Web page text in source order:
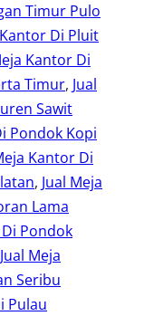
Timur Pulo
Di Pluit
Kantor Di
Timur, Jual
Sawit
Pondok Kopi
Kantor Di
, Jual Meja
Lama
Pondok
Jual Meja
Seribu
Pulau